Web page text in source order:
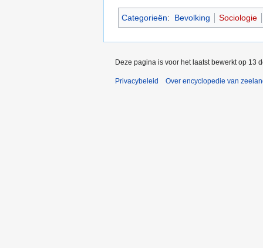
Categorieën: Bevolking Sociologie
Deze pagina is voor het laatst bewerkt op 13
Privacybeleid Over encyclopedie van